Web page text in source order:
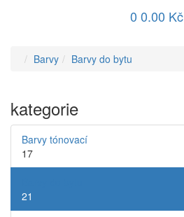
0 0.00 Kč
Barvy Barvy do bytu
kategorie
Barvy tónovací
17
21